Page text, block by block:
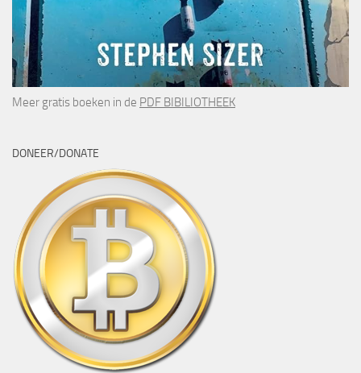
Meer gratis boeken in de PDF BIBILIOTHEEK
DONEER/DONATE